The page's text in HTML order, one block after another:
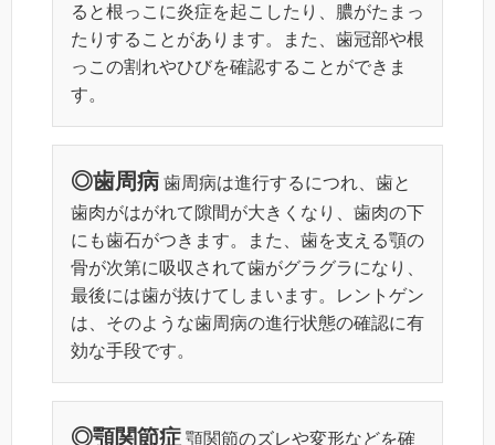
ると根っこに炎症を起こしたり、膿がたまっ
たりすることがあります。また、歯冠部や根
っこの割れやひびを確認することができま
す。
◎歯周病 歯周病は進行するにつれ、歯と
歯肉がはがれて隙間が大きくなり、歯肉の下
にも歯石がつきます。また、歯を支える顎の
骨が次第に吸収されて歯がグラグラになり、
最後には歯が抜けてしまいます。レントゲン
は、そのような歯周病の進行状態の確認に有
効な手段です。
◎顎関節症 顎関節のズレや変形などを確